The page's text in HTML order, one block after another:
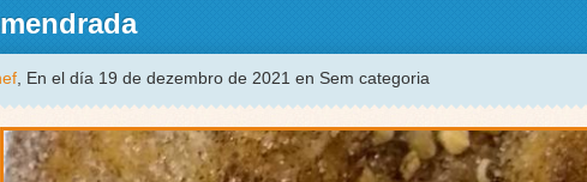
, En el día 19 de dezembro de 2021 en Sem categoria